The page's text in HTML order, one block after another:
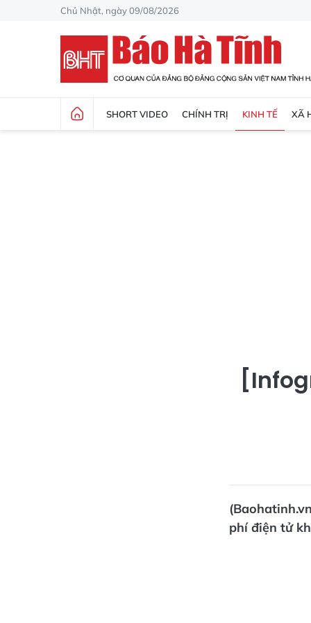
Chủ Nhật, ngày 09/08/2026
SHORT VIDEO CHÍNH TRỊ KINH TẾ XÃ
phí điện tử